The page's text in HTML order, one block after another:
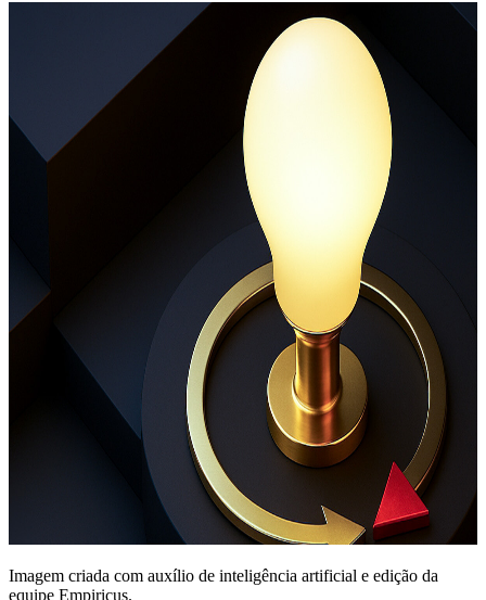
Imagem criada com auxílio de inteligência artificial e edição da
equipe Empiricus.